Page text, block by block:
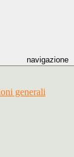
navigazione
generali